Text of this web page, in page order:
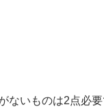
いものは2点必要